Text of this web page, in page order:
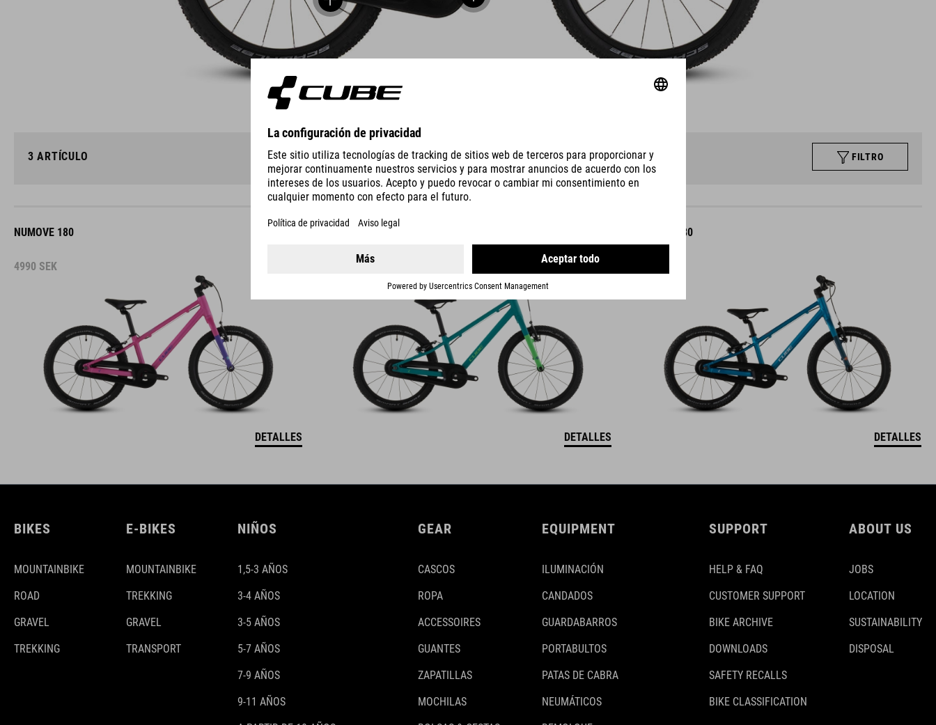
3 ARTÍCULO FILTRO
NUMOVE 180
4990 SEK
DETALLES
SEK
DETALLES
NUMOVE 180
DETALLES
BIKES
MOUNTAINBIKE
ROAD
GRAVEL
TREKKING
E-BIKES
MOUNTAINBIKE
TREKKING
GRAVEL
TRANSPORT
NIÑOS
1,5-3 AÑOS
3-4 AÑOS
3-5 AÑOS
5-7 AÑOS
7-9 AÑOS
9-11 AÑOS
GEAR
CASCOS
ROPA
ACCESSOIRES
GUANTES
ZAPATILLAS
MOCHILAS
EQUIPMENT
ILUMINACIÓN
CANDADOS
GUARDABARROS
PORTABULTOS
PATAS DE CABRA
NEUMÁTICOS
SUPPORT
HELP & FAQ
CUSTOMER SUPPORT
BIKE ARCHIVE
DOWNLOADS
SAFETY RECALLS
BIKE CLASSIFICATION
ABOUT US
JOBS
LOCATION
SUSTAINABILITY
DISPOSAL